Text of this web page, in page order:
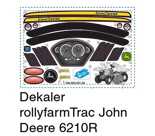
Dekaler
rollyfarmTrac John
Deere 6210R